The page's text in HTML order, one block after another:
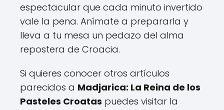
espectacular que cada minuto invertido
vale la pena. Anímate a prepararla y
lleva a tu mesa un pedazo del alma
repostera de Croacia.
Si quieres conocer otros artículos
parecidos a Madjarica: La Reina de los
Pasteles Croatas puedes visitar la